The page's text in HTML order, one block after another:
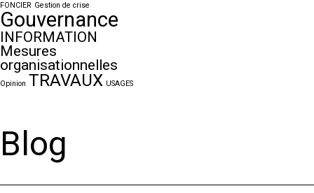
FONCIER Gestion de crise
Gouvernance
INFORMATION
Mesures
organisationnelles
Opinion TRAVAUX USAGES
Blog